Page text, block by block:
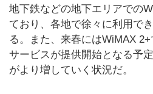
地下鉄などの地下エリアでの
ており、各地で徐々に利用で
る。また、来春にはWiMAX
サービスが提供開始となる予
がより増していく状況だ。